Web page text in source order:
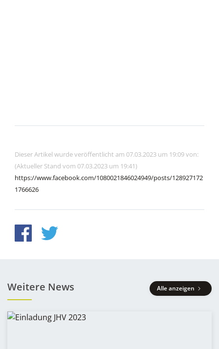
Dieser Artikel wurde veröffentlicht am 07.03.2023 um 19:09 von:
(Aktueller Stand vom 07.03.2023 um 19:41)
https://www.facebook.com/1080021846024949/posts/128927172
1766626
Weitere News Alle anzeigen